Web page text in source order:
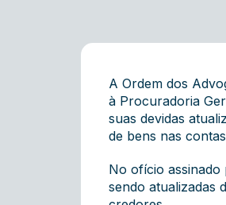
A Ordem dos
à Procuradoria
suas devidas
de bens nas
No ofício assinado
sendo atualizadas